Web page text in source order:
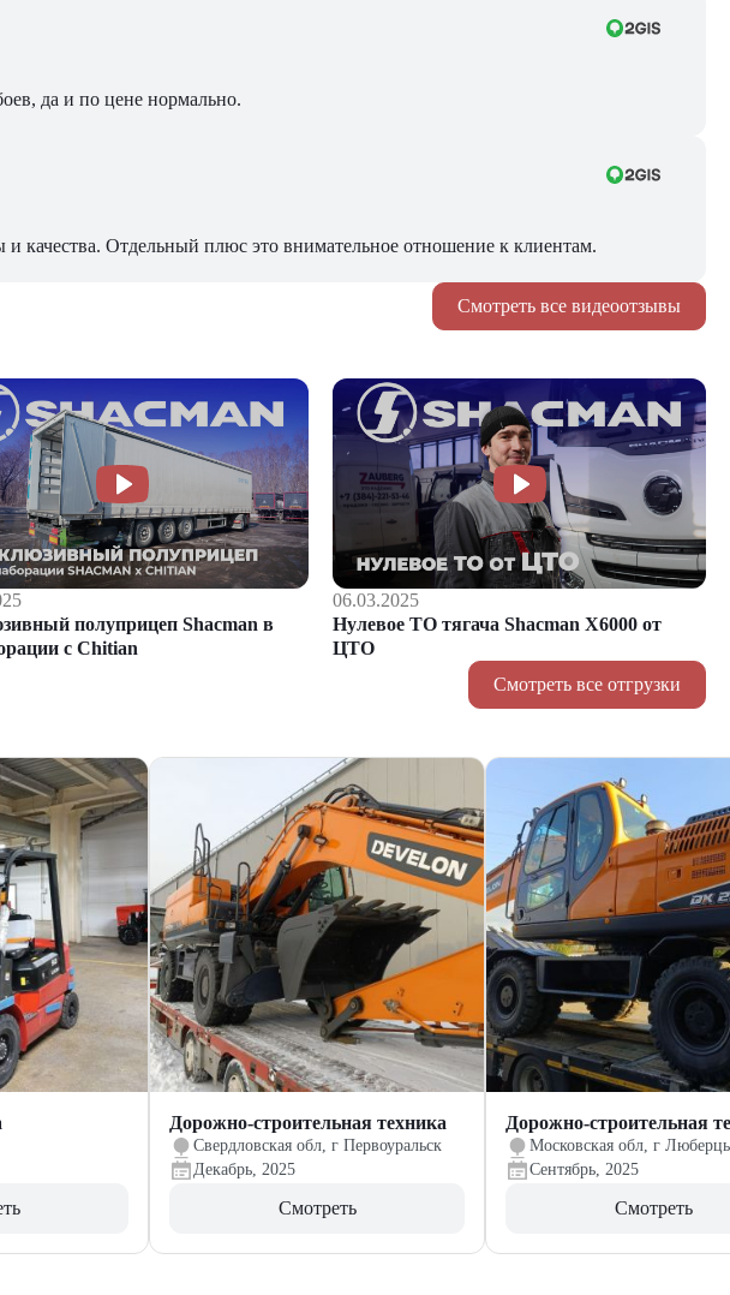
да и по цене нормально.
качества. Отдельный плюс это внимательное отношение к клиентам.
Смотреть все видеоотзывы
полуприцеп Shacman в
с Chitian
06.03.2025
Нулевое ТО тягача Shacman Х6000 от
ЦТО
Смотреть все отгрузки
Дорожно-строительная техника
Свердловская обл, г Первоуральск
Декабрь, 2025
Смотреть
Дорожно-строительная
Московская обл, г
Сентябрь, 2025
Смотреть